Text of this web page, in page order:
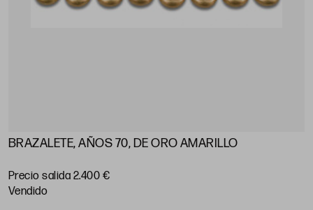
BRAZALETE, AÑOS 70, DE ORO AMARILLO
Precio salida 2.400 €
vendido